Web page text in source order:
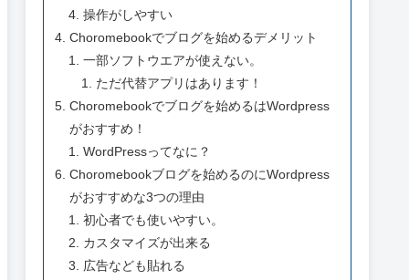
操作がしやすい
Choromebookでブログを始めるデメリット
一部ソフトウエアが使えない。
ただ代替アプリはあります！
Choromebookでブログを始めるはWordpress
がおすすめ！
WordPressってなに？
Choromebookブログを始めるのにWordpress
がおすすめな3つの理由
初心者でも使いやすい。
カスタマイズが出来る
広告なども貼れる